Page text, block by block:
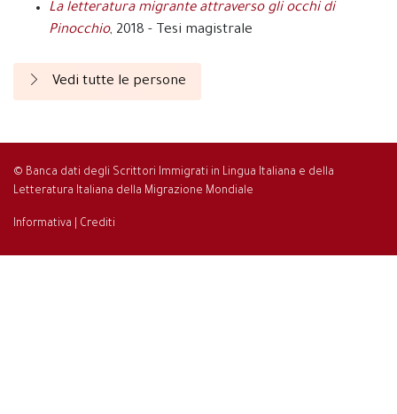
La letteratura migrante attraverso gli occhi di
Pinocchio, 2018 - Tesi magistrale
Vedi tutte le persone
© Banca dati degli Scrittori Immigrati in Lingua Italiana e della
Letteratura Italiana della Migrazione Mondiale
Informativa Crediti